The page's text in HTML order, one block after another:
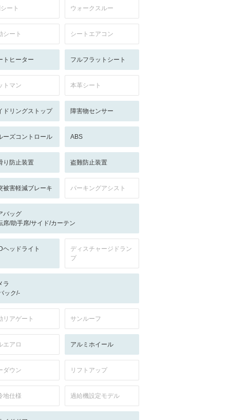
ート ウォークスルー
シート シートエアコン
トヒーター フルフラットシート
トマン 本革シート
ドリングストップ 障害物センサー
ーズコントロール ABS
り防止装置 盗難防止装置
被害軽減ブレーキ パーキングアシスト
バッグ
席/助手席/サイド/カーテン
ヘッドライト
ディスチャージドラン
プ
ラ
ック/-
リアゲート サンルーフ
エアロ アルミホイール
ダウン リフトアップ
地仕様 過給機設定モデル